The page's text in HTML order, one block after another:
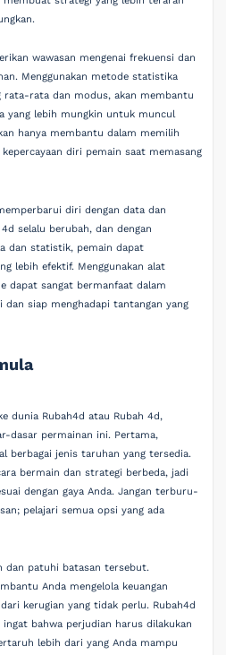
wawasan mengenai frekuensi dan
Menggunakan metode statistika
rata-rata dan modus, akan membantu
yang lebih mungkin untuk muncul
hanya membantu dalam memilih
diri pemain saat memasang
diri dengan data dan
selalu berubah, dan dengan
dan statistik, pemain dapat
lebih efektif. Menggunakan alat
dapat sangat bermanfaat dalam
siap menghadapi tantangan yang
dunia Rubah4d atau Rubah 4d,
dasar permainan ini. Pertama,
berbagai jenis taruhan yang tersedia.
bermain dan strategi berbeda, jadi
dengan gaya Anda. Jangan terburu-
pelajari semua opsi yang ada
dan patuhi batasan tersebut.
Anda mengelola keuangan
kerugian yang tidak perlu. Rubah4d
bahwa perjudian harus dilakukan
lebih dari yang Anda mampu